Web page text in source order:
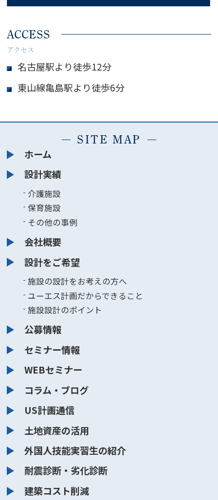
ACCESS
アクセス
名古屋駅より徒歩12分
東山線亀島駅より徒歩6分
SITE MAP
ホーム
設計実績
介護施設
保育施設
その他の事例
会社概要
設計をご希望
施設の設計をお考えの方へ
ユーエス計画だからできること
施設設計のポイント
公募情報
セミナー情報
WEBセミナー
コラム・ブログ
US計画通信
土地資産の活用
外国人技能実習生の紹介
耐震診断・劣化診断
建築コスト削減